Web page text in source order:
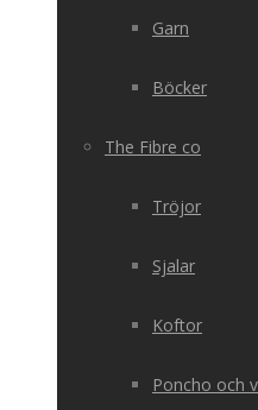
Garn
Böcker
The Fibre co
Tröjor
Sjalar
Koftor
Poncho och